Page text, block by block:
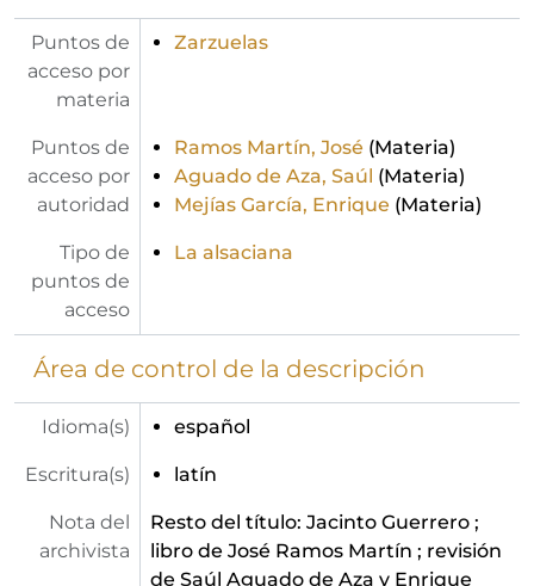
Puntos de
acceso por
materia
Zarzuelas
Puntos de
acceso por
autoridad
Ramos Martín, José (Materia)
Aguado de Aza, Saúl (Materia)
Mejías García, Enrique (Materia)
Tipo de
puntos de
acceso
La alsaciana
Área de control de la descripción
Idioma(s) español
Escritura(s) latín
Nota del
archivista
Resto del título: Jacinto Guerrero ;
libro de José Ramos Martín ; revisión
de Saúl Aguado de Aza y Enrique